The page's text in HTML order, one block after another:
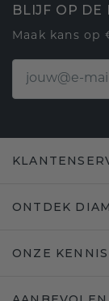
BLIJF OP DE
Maak kans op
ONTDEK
ONZE